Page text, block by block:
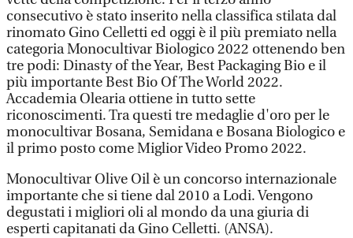
consecutivo è stato inserito nella classifica stilata dal
rinomato Gino Celletti ed oggi è il più premiato nella
categoria Monocultivar Biologico 2022 ottenendo ben
tre podi: Dinasty of the Year, Best Packaging Bio e il
più importante Best Bio Of The World 2022.
Accademia Olearia ottiene in tutto sette
riconoscimenti. Tra questi tre medaglie d'oro per le
monocultivar Bosana, Semidana e Bosana Biologico e
il primo posto come Miglior Video Promo 2022.
Monocultivar Olive Oil è un concorso internazionale
importante che si tiene dal 2010 a Lodi. Vengono
degustati i migliori oli al mondo da una giuria di
esperti capitanati da Gino Celletti. (ANSA).